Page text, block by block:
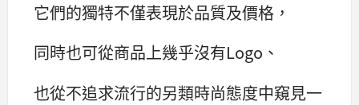
它們的獨特不僅表現於品質及價格，
同時也可從商品上幾乎沒有Logo、
也從不追求流行的另類時尚態度中窺見一